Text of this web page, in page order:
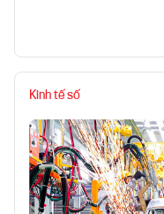
Kinh tế số